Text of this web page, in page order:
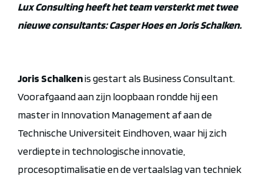
Lux Consulting heeft het team versterkt met twee
nieuwe consultants:Casper Hoes en Joris Schalken.
Joris Schalkenis gestart als Business Consultant.
Voorafgaand aan zijn loopbaan rondde hij een
master in Innovation Management af aan de
Technische Universiteit Eindhoven, waar hij zich
verdiepte in technologische innovatie,
procesoptimalisatie en de vertaalslag van techniek